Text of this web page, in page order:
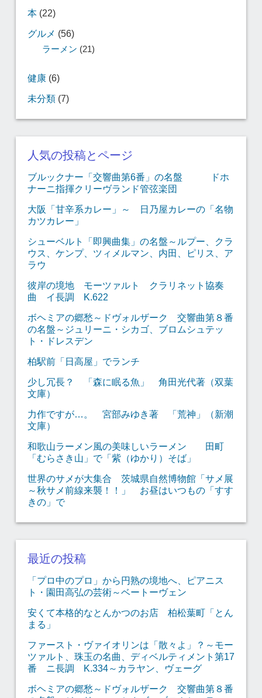
本(22)
グルメ (56)
ラーメン (21)
健康(6)
未分類(7)
人気の投稿とページ
ブルックナー「交響曲第6番」の名盤 ドホ
ナーニ指揮クリーヴランド管弦楽団
大阪「甘辛系カレー」～ 日乃屋カレーの「名物
カツカレー」
シューベルト「即興曲集」の名盤～ルプー、クラ
ウス、ケンプ、ツィメルマン、内田、ピリス、ア
ラウ
彼岸の境地 モーツァルト クラリネット協奏
曲 イ長調 K.622
ボヘミアの郷愁～ドヴォルザーク 交響曲第８番
の名盤～ジュリーニ・シカゴ、ブロムシュテッ
ト・ドレスデン
柏駅前「日高屋」でランチ
少し冗長？ 「森に眠る魚」 角田光代著（双葉
文庫）
力作ですが…。 宮部みゆき著 「荒神」（新潮
文庫）
和歌山ラーメン風の美味しいラーメン 田町
「むらさき山」で「紫（ゆかり）そば」
世界のサメが大集合 茨城県自然博物館「サメ展
～秋サメ前線来襲！！」 お昼はいつもの「すす
きの」で
最近の投稿
「プロ中のプロ」から円熟の境地へ、ピアニス
ト・園田高弘の芸術～ベートーヴェン
安くて本格的なとんかつのお店 柏松葉町「とん
まる」
ファースト・ヴァイオリンは「散々よ」？～モー
ツァルト、珠玉の名曲、ディベルティメント第17
番 ニ長調 K.334～カラヤン、ヴェーグ
ボヘミアの郷愁～ドヴォルザーク 交響曲第８番